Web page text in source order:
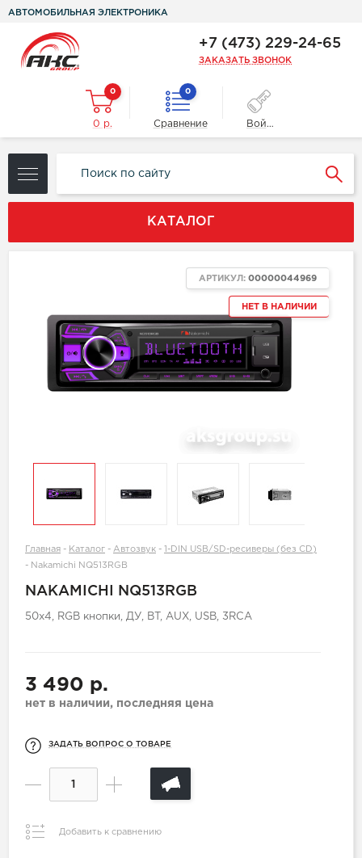
АВТОМОБИЛЬНАЯ ЭЛЕКТРОНИКА
+7 (473) 229-24-65
ЗАКАЗАТЬ ЗВОНОК
0
0 р.
0
Сравнение Войти
КАТАЛОГ
НЕТ В НАЛИЧИИ
АРТИКУЛ: 00000044969
Главная - Каталог - Автозвук -
1-DIN USB/SD-ресиверы (без CD)
- Nakamichi NQ513RGB
NAKAMICHI NQ513RGB
50x4, RGB кнопки, ДУ, BT, AUX, USB, 3RCA
3 490 р.
нет в наличии, последняя цена
ЗАДАТЬ ВОПРОС О ТОВАРЕ
Добавить к сравнению